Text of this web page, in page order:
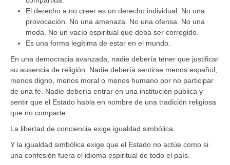
El derecho a no creer es un derecho individual. No una
provocación. No una amenaza. No una ofensa. No una
moda. No un vacío espiritual que deba ser corregido.
Es una forma legítima de estar en el mundo.
En una democracia avanzada, nadie debería tener que justificar
su ausencia de religión. Nadie debería sentirse menos español,
menos digno, menos moral o menos humano por no participar
de una fe. Nadie debería entrar en una institución pública y
sentir que el Estado habla en nombre de una tradición religiosa
que no comparte.
La libertad de conciencia exige igualdad simbólica.
Y la igualdad simbólica exige que el Estado no actúe como si
una confesión fuera el idioma espiritual de todo el país.